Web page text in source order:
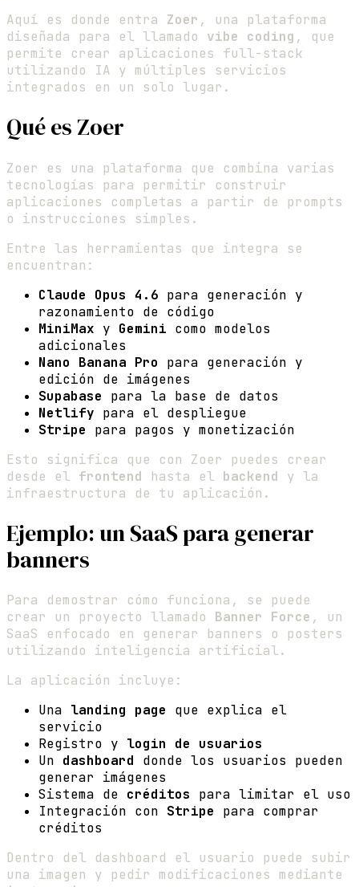
Aquí es donde entra Zoer , una plataforma
diseñada para el llamado vibe coding , que
permite crear aplicaciones full-stack
utilizando IA y múltiples servicios
integrados en un solo lugar.
Qué es Zoer
Zoer es una plataforma que combina varias
tecnologías para permitir construir
aplicaciones completas a partir de prompts
o instrucciones simples.
Entre las herramientas que integra se
encuentran:
Claude Opus 4.6 para generación y
razonamiento de código
MiniMax y Gemini como modelos
adicionales
Nano Banana Pro para generación y
edición de imágenes
Supabase para la base de datos
Netlify para el despliegue
Stripe para pagos y monetización
Esto significa que con Zoer puedes crear
desde el frontend hasta el backend y la
infraestructura de tu aplicación.
Ejemplo: un SaaS para generar
banners
Para demostrar cómo funciona, se puede
crear un proyecto llamado Banner Force , un
SaaS enfocado en generar banners o posters
utilizando inteligencia artificial.
La aplicación incluye:
Una landing page que explica el
servicio
Registro y login de usuarios
Un dashboard donde los usuarios pueden
generar imágenes
Sistema de créditos para limitar el uso
Integración con Stripe para comprar
créditos
Dentro del dashboard el usuario puede subir
una imagen y pedir modificaciones mediante